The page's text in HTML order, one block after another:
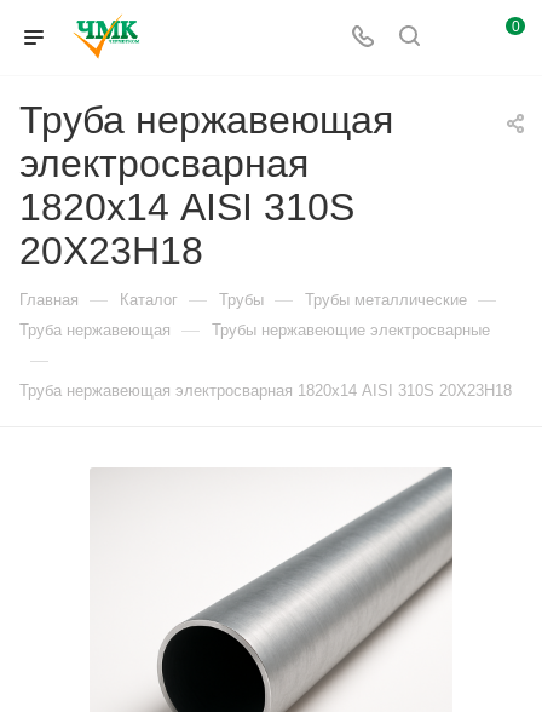
0
Труба нержавеющая
электросварная
1820х14 AISI 310S
20Х23Н18
Главная — Каталог — Трубы — Трубы металлические —
Труба нержавеющая — Трубы нержавеющие электросварные
—
Труба нержавеющая электросварная 1820х14 AISI 310S 20Х23Н18